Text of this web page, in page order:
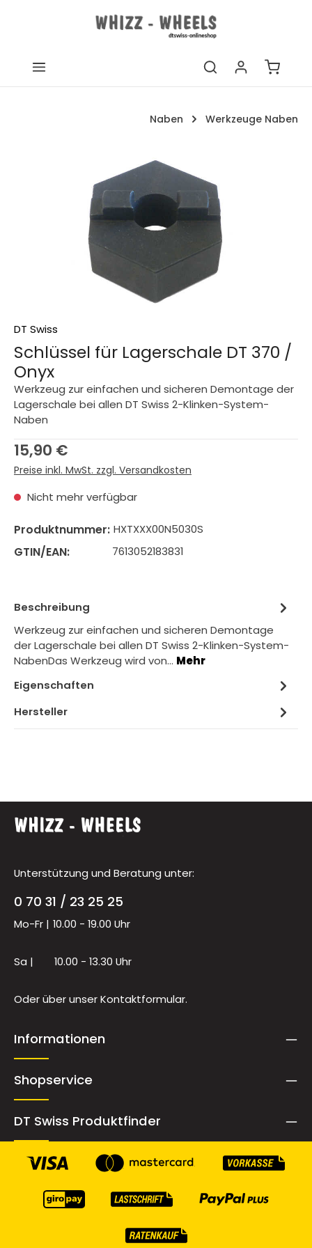
Zum Hauptinhalt springen
Naben Werkzeuge Naben
DT Swiss
Schlüssel für Lagerschale DT 370 /
Onyx
Werkzeug zur einfachen und sicheren Demontage der
Lagerschale bei allen DT Swiss 2-Klinken-System-
Naben
Regulärer Preis:
15,90 €
Preise inkl. MwSt. zzgl. Versandkosten
Nicht mehr verfügbar
Produktnummer: HXTXXX00N5030S
GTIN/EAN: 7613052183831
Beschreibung
Werkzeug zur einfachen und sicheren Demontage
der Lagerschale bei allen DT Swiss 2-Klinken-System-
NabenDas Werkzeug wird von… Mehr
Eigenschaften
Hersteller
Unterstützung und Beratung unter:
0 70 31 / 23 25 25
Mo-Fr | 10.00 - 19.00 Uhr
Sa | 10.00 - 13.30 Uhr
Oder über unserKontaktformular.
Informationen
Shopservice
DT Swiss Produktfinder